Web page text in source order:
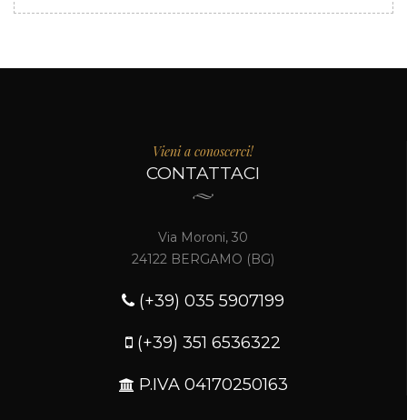
Vieni a conoscerci!
CONTATTACI
Via Moroni, 30
24122 BERGAMO (BG)
(+39) 035 5907199
(+39) 351 6536322
P.IVA 04170250163